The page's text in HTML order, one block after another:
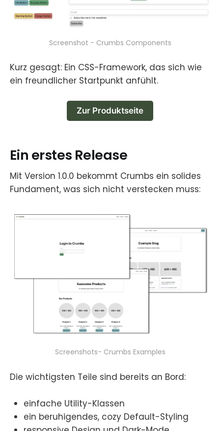
Screenshot - Crumbs Components
Kurz gesagt: Ein CSS-Framework, das sich wie
ein freundlicher Startpunkt anfühlt.
Zur Produktseite
Ein erstes Release
Mit Version 1.0.0 bekommt Crumbs ein solides
Fundament, was sich nicht verstecken muss:
Screenshots- Crumbs Examples
Die wichtigsten Teile sind bereits an Bord:
einfache Utility-Klassen
ein beruhigendes, cozy Default-Styling